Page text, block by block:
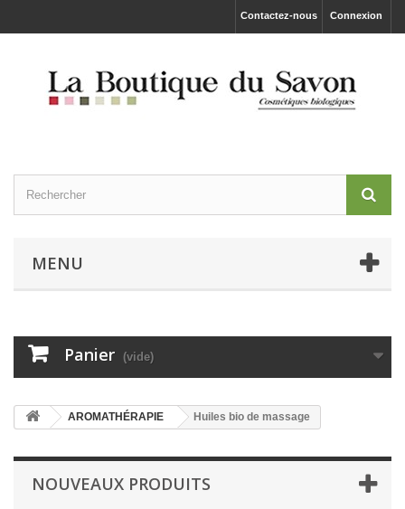
Connexion
Contactez-nous
MENU
Panier (vide)
AROMATHÉRAPIE Huiles bio de massage
NOUVEAUX PRODUITS